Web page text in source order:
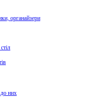
органайзери
до них